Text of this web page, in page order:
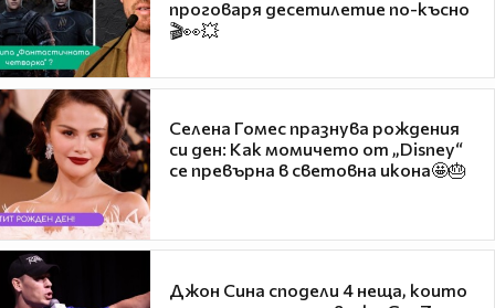
проговаря десетилетие по-късно
🎬👀💥
Селена Гомес празнува рождения
си ден: Как момичето от „Disney“
се превърна в световна икона🤩🎂
Джон Сина сподели 4 неща, които